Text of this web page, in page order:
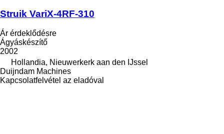
Struik VariX-4RF-310
Ár érdeklődésre
Ágyáskészítő
2002
Hollandia, Nieuwerkerk aan den IJssel
Duijndam Machines
Kapcsolatfelvétel az eladóval